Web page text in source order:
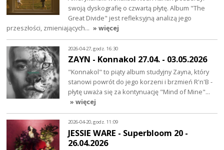
swoją dyskografię o czwartą płytę. Album "The
Great Divide" jest refleksyjną analizą jego
przeszłości, zmieniających… » więcej
2026-04-27, godz. 16:30
ZAYN - Konnakol 27.04. - 03.05.2026
"Konnakol" to piąty album studyjny Zayna, który
stanowi powrót do jego korzeni i brzmień R'n'B -
płytę uważa się za kontynuację "Mind of Mine"…
» więcej
2026-04-20, godz. 11:09
JESSIE WARE - Superbloom 20 -
26.04.2026